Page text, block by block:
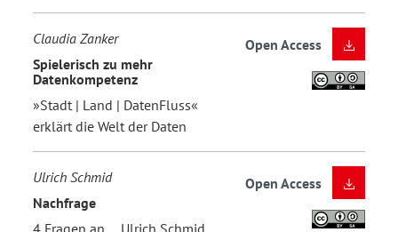
Claudia Zanker
Spielerisch zu mehr
Datenkompetenz
»Stadt | Land | DatenFluss«
erklärt die Welt der Daten
Open Access
Ulrich Schmid
Nachfrage
Open Access